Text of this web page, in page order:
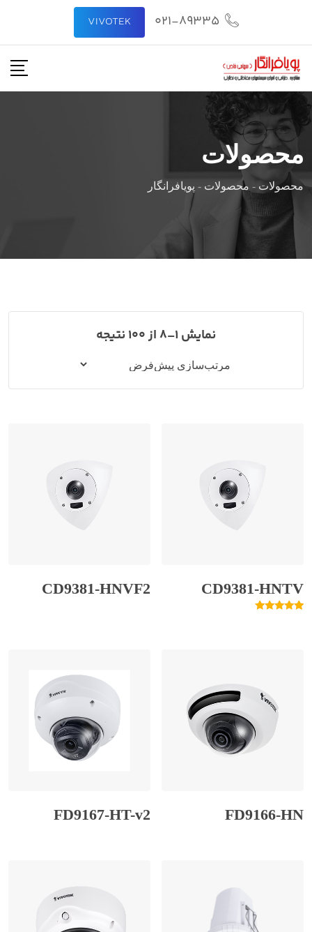
محتوا
021-89335
VIVOTEK
محصولات
محصولات - محصولات - پویافرانگار
نمایش 1–8 از 100 نتیجه
CD9381-HNTV
CD9381-HNVF2
FD9166-HN
FD9167-HT-v2